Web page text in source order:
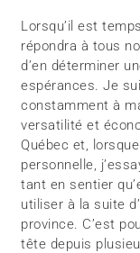
Lorsqu’il est
répondra à tous
d’en déterminer
espérances. Je
constamment à
versatilité et
Québec et,
personnelle,
tant en sentier
utiliser à la suite
province. C’est
tête depuis